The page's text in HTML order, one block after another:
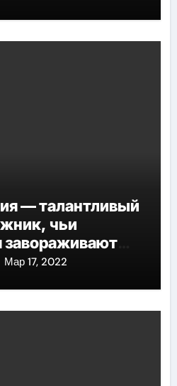
— талантливый
чьи
завораживают
и
Мар 17, 2022